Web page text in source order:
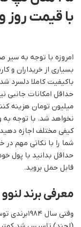
با قیمت روز
امروزه با توجه به
بسیاری از خریداران و
باکیفیت کاملا دلسرد
میلیون تومان هزینه
نخواهد شد. با توجه به
کیفی مختلف اجازه
شما را با نکاتی مهم
حداقل بدانید با پول
قابل حمل بروید.
معرفی برند لنوو | Lenovo